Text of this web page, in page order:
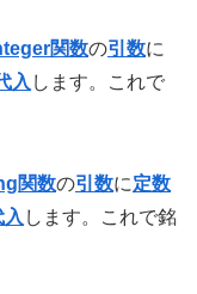
関数の引数に
入 します。これで
関数の引数に定数
入 します。これで銘